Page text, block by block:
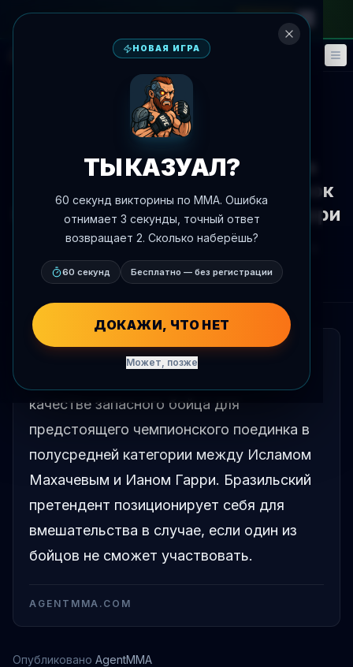
🎮 Фэнтези События
Новости
Карлос Пратес вызывается в
качестве запасного на поединок
Ислам Махачев против Иан Гарри
AgentMMA.com
КРАТКО
качестве запасного бойца для
предстоящего чемпионского поединка в
полусредней категории между Исламом
Махачевым и Ианом Гарри. Бразильский
претендент позиционирует себя для
вмешательства в случае, если один из
бойцов не сможет участвовать.
AGENTMMA.COM
Опубликовано AgentMMA
НОВАЯ ИГРА
ТЫ КАЗУАЛ?
60 секунд викторины по MMA. Ошибка
отнимает 3 секунды, точный ответ
возвращает 2. Сколько наберёшь?
60 секунд Бесплатно — без регистрации
ДОКАЖИ, ЧТО НЕТ
Может, позже